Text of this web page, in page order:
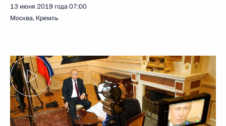
13 июня 2019 года07:00
Москва, Кремль